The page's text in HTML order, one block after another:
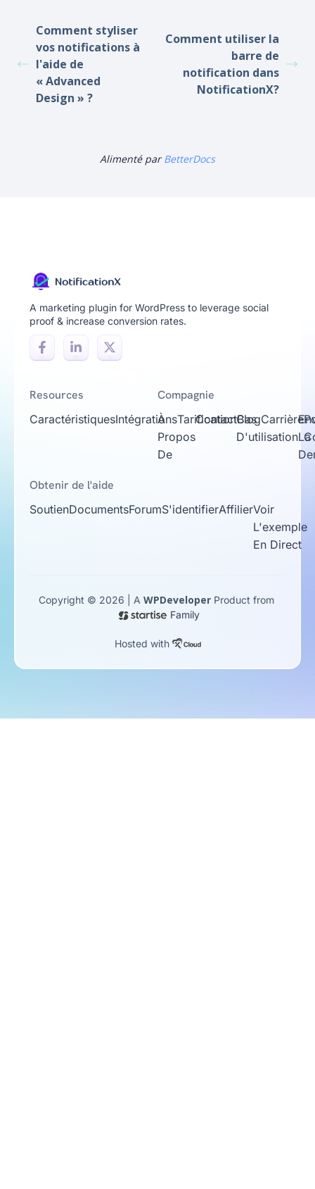
Comment styliser
vos notifications à
l'aide de
« Advanced
Design » ?
Comment utiliser la
barre de
notification dans
NotificationX?
Alimenté parBetterDocs
A marketing plugin for WordPress to leverage social
proof & increase conversion rates.
Resources
CaractéristiquesIntégrationsTarificationCas
D'utilisationLa
Compagnie
À
Propos
De
ContactBlogCarrière
Obtenir de l'aide
SoutienDocumentsForumS'identifierAffilierVoir
L'exemple
En Direct
Copyright © 2026 | A WPDeveloperProduct from
Family
Hosted with